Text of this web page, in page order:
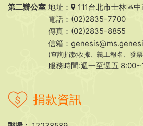
第二辦公室 地址：
111台北市士林區
電話：(02)2835-7700
傳真：(02)2835-8855
信箱：
(查詢捐款收據、義工報名、發
服務時間:週一至週五
捐款資訊